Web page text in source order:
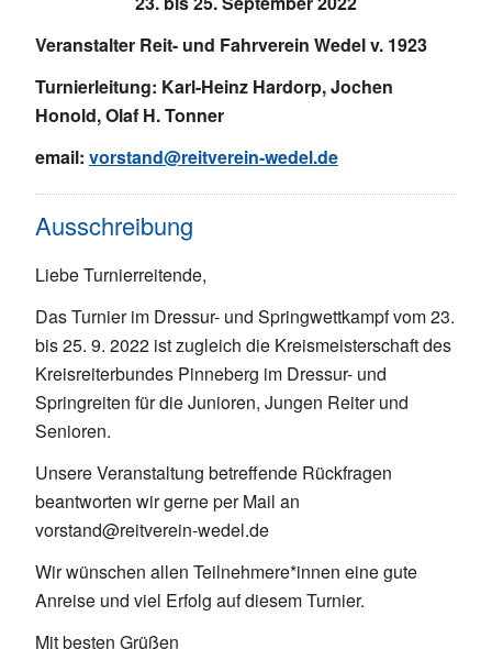
Veranstalter Reit- und Fahrverein Wedel v. 1923
Turnierleitung: Karl-Heinz Hardorp, Jochen
Honold, Olaf H. Tonner
email: vorstand@reitverein-wedel.de
Ausschreibung
Liebe Turnierreitende,
Das Turnier im Dressur- und Springwettkampf vom 23.
bis 25. 9. 2022 ist zugleich die Kreismeisterschaft des
Kreisreiterbundes Pinneberg im Dressur- und
Springreiten für die Junioren, Jungen Reiter und
Senioren.
Unsere Veranstaltung betreffende Rückfragen
beantworten wir gerne per Mail an
vorstand@reitverein-wedel.de
Wir wünschen allen Teilnehmere*innen eine gute
Anreise und viel Erfolg auf diesem Turnier.
Mit besten Grüßen